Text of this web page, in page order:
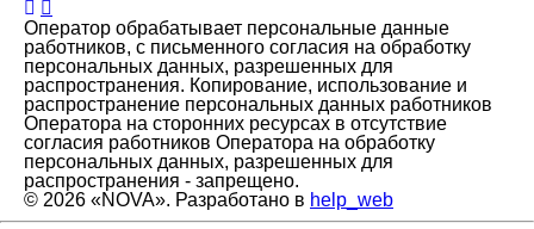
Оператор обрабатывает персональные данные
работников, с письменного согласия на обработку
персональных данных, разрешенных для
распространения. Копирование, использование и
распространение персональных данных работников
Оператора на сторонних ресурсах в отсутствие
согласия работников Оператора на обработку
персональных данных, разрешенных для
распространения - запрещено.
© 2026 «NOVA». Разработано в help_web